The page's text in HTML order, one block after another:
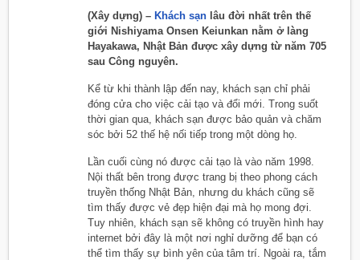
(Xây dựng) – Khách sạn lâu đời nhất trên thế
giới Nishiyama Onsen Keiunkan nằm ở làng
Hayakawa, Nhật Bản được xây dựng từ năm 705
sau Công nguyên.
Kể từ khi thành lập đến nay, khách sạn chỉ phải
đóng cửa cho việc cải tạo và đổi mới. Trong suốt
thời gian qua, khách sạn được bảo quản và chăm
sóc bởi 52 thế hệ nối tiếp trong một dòng họ.
Lần cuối cùng nó được cải tạo là vào năm 1998.
Nội thất bên trong được trang bị theo phong cách
truyền thống Nhật Bản, nhưng du khách cũng sẽ
tìm thấy được vẻ đẹp hiện đại mà họ mong đợi.
Tuy nhiên, khách sạn sẽ không có truyền hình hay
internet bởi đây là một nơi nghỉ dưỡng để bạn có
thể tìm thấy sự bình yên của tâm trí. Ngoài ra, tắm